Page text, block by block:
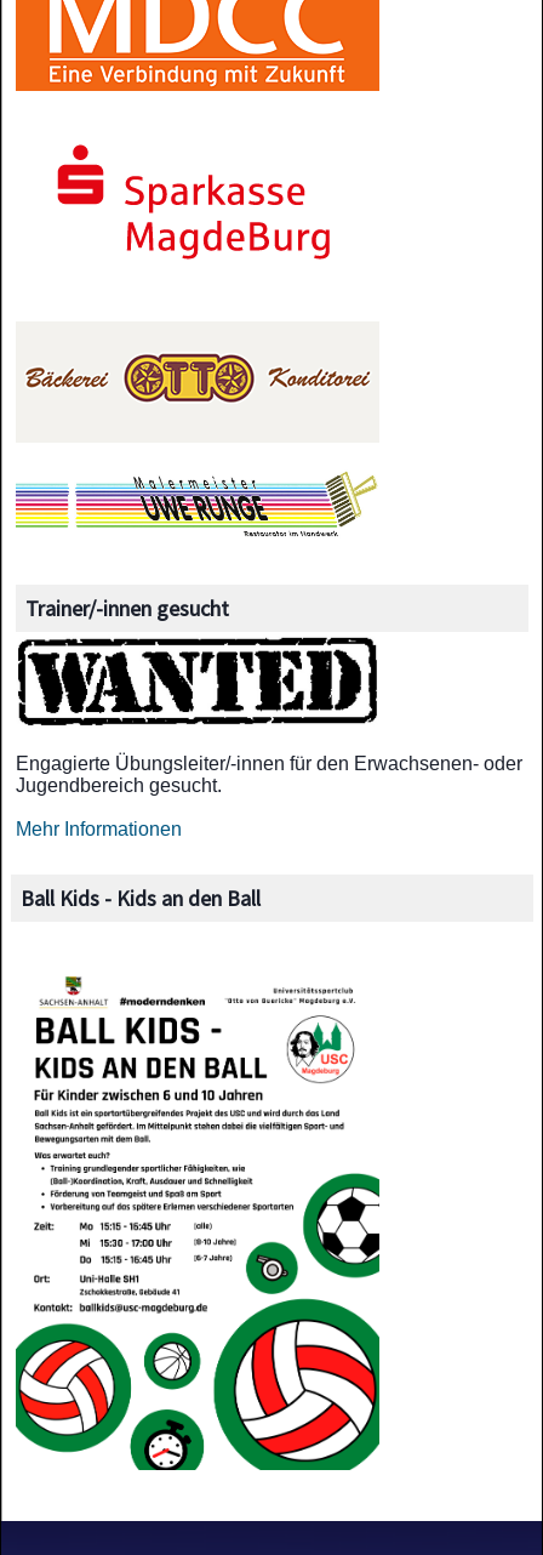
Trainer/-innen gesucht
Engagierte Übungsleiter/-innen für den Erwachsenen- oder
Jugendbereich gesucht.
Mehr Informationen
Ball Kids - Kids an den Ball